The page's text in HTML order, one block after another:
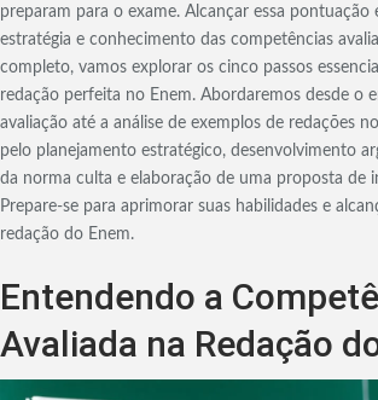
preparam para o exame. Alcançar essa pontuação
estratégia e conhecimento das competências
completo, vamos explorar os cinco passos
redação perfeita no Enem. Abordaremos desde o
avaliação até a análise de exemplos de redações
pelo planejamento estratégico, desenvolvimento
da norma culta e elaboração de uma proposta de
Prepare-se para aprimorar suas habilidades e
redação do Enem.
Entendendo a
Avaliada na Redação